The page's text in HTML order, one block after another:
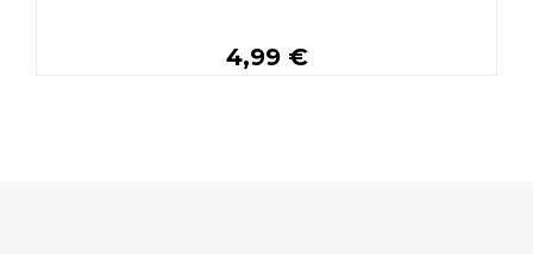
4,99 €